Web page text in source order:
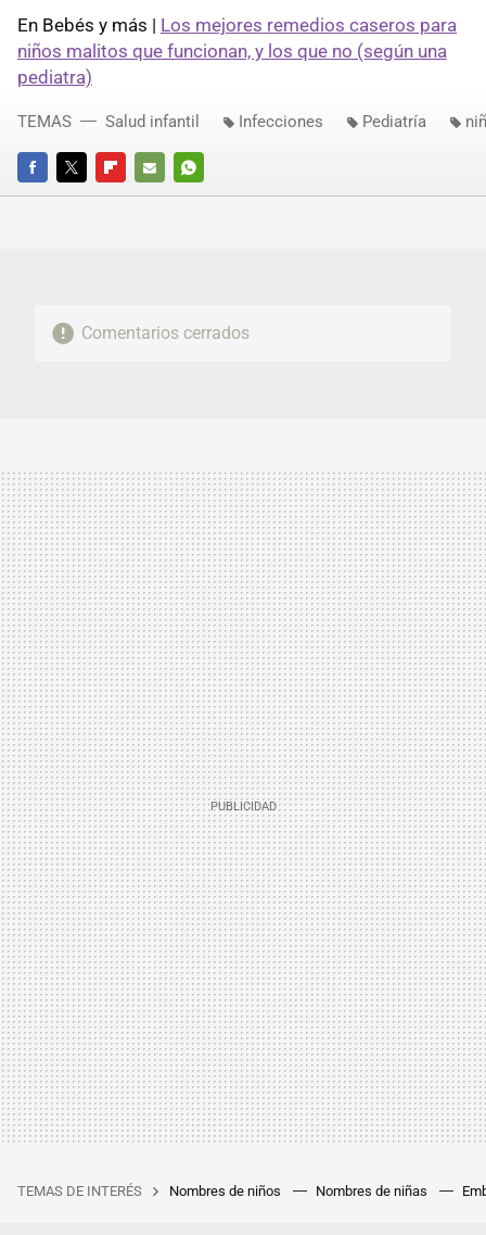
En Bebés y más | Los mejores remedios caseros para
niños malitos que funcionan, y los que no (según una
pediatra)
FACEBOOKTWITTERFLIPBOARD
E-
WHATSAPP
TEMAS Salud infantil Infecciones Pediatría
Comentarios cerrados
TEMAS DE INTERÉS Nombres de niños Nombres de niñas